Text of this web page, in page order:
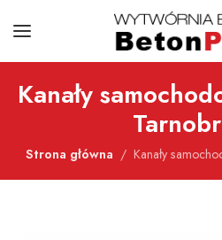
Kanały
Strona główna Kanały